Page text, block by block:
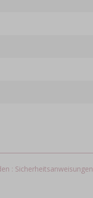
: Sicherheitsanweisungen